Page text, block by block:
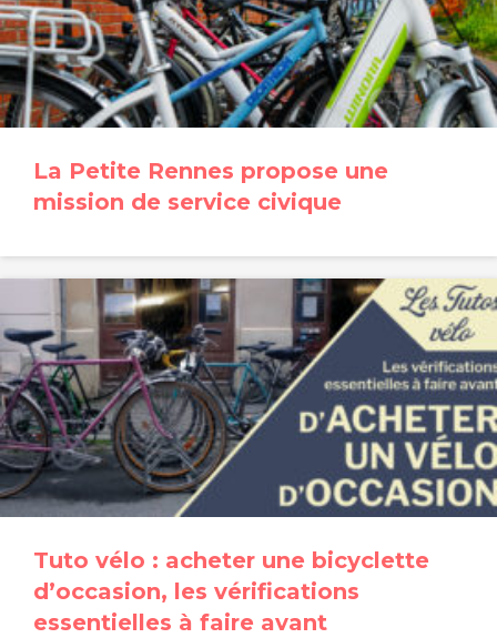
La Petite Rennes propose une
mission de service civique
Tuto vélo : acheter une bicyclette
d’occasion, les vérifications
essentielles à faire avant